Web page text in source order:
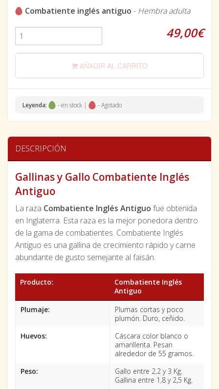
Combatiente inglés antiguo - Hembra adulta
49,00€
AÑADIR AL CARRITO
Leyenda: - en stock | - Agotado
DESCRIPCIÓN
Gallinas y Gallo Combatiente Inglés
Antiguo
La raza Combatiente Inglés Antiguo fue obtenida
en Inglaterra. Esta raza es la mejor ponedora dentro
de la gama de combatientes. Combatiente Inglés
Antiguo es una gallina de crecimiento rápido y carne
abundante de gusto semejante al faisán.
Producto:
Combatiente Inglés
Antiguo
Plumaje:
Plumas cortas y poco
plumón. Duro, ceñido.
Huevos:
Cáscara color blanco o
amarillenta. Pesan
alrededor de 55 gramos.
Peso:
Gallo entre 2,2 y 3 Kg.
Gallina entre 1,8 y 2,5 Kg.